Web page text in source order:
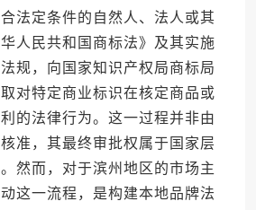
法定条件的自然人、法人或其
人民共和国商标法》及其实施
规，向国家知识产权局商标局
对特定商业标识在核定商品或
的法律行为。这一过程并非由
准，其最终审批权属于国家层
然而，对于滨州地区的市场主
这一流程，是构建本地品牌法